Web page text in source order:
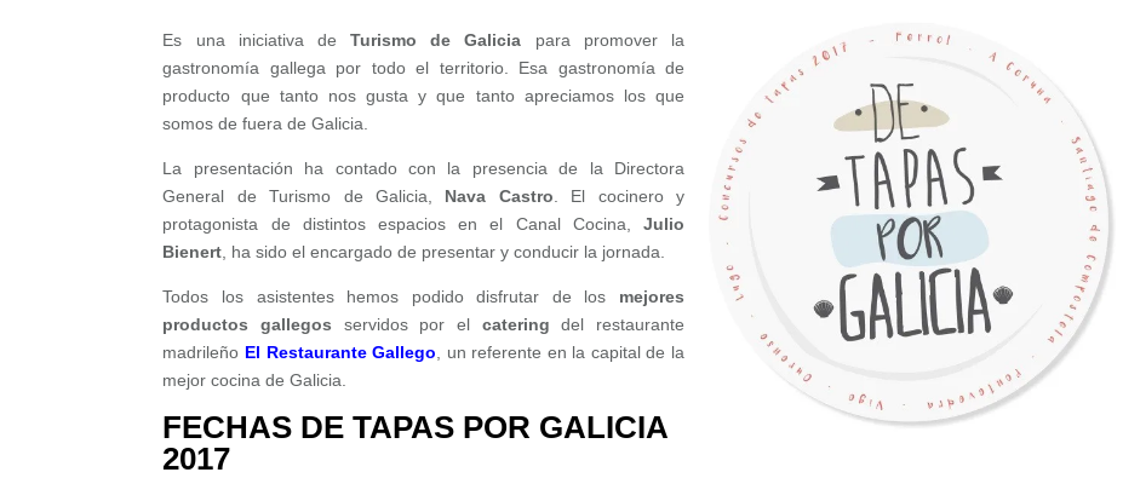
Es una iniciativa deTurismo de Galicia para promover la
gastronomía gallega por todo el territorio. Esa gastronomía de
producto que tanto nos gusta y que tanto apreciamos los que
somos de fuera de Galicia.
La presentación ha contado con la presencia de la Directora
General de Turismo de Galicia, Nava Castro. El cocinero y
protagonista de distintos espacios en el Canal Cocina,Julio
Bienert, ha sido el encargado de presentar y conducir la jornada.
Todos los asistentes hemos podido disfrutar de los mejores
productos gallegos servidos por el catering del restaurante
madrileño El Restaurante Gallego, un referente en la capital de la
mejor cocina de Galicia.
FECHAS DE TAPAS POR GALICIA
2017